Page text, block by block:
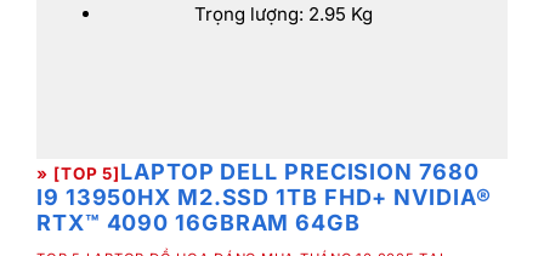
Trọng lượng: 2.95 Kg
» [TOP 5]LAPTOP DELL PRECISION 7680
I9 13950HX M2.SSD 1TB FHD+ NVIDIA®
RTX™ 4090 16GBRAM 64GB